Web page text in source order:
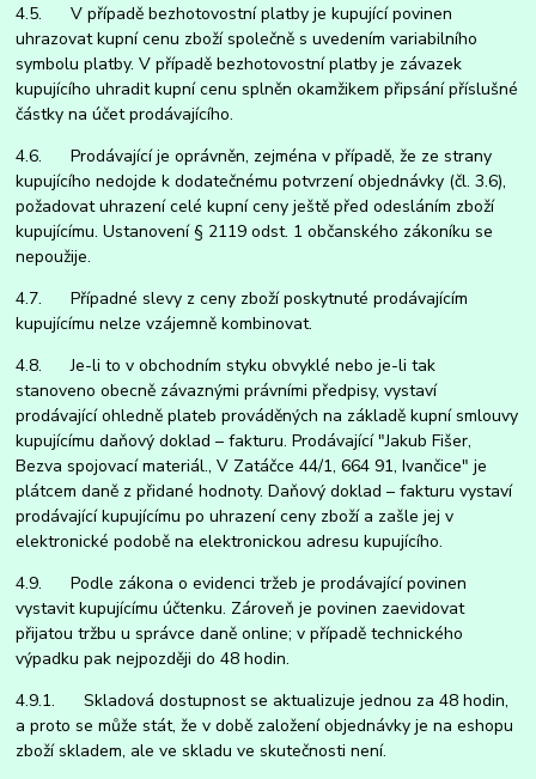
4.5. V případě bezhotovostní platby je kupující povinen
uhrazovat kupní cenu zboží společně s uvedením variabilního
symbolu platby. V případě bezhotovostní platby je závazek
kupujícího uhradit kupní cenu splněn okamžikem připsání příslušné
částky na účet prodávajícího.
4.6. Prodávající je oprávněn, zejména v případě, že ze strany
kupujícího nedojde k dodatečnému potvrzení objednávky (čl. 3.6),
požadovat uhrazení celé kupní ceny ještě před odesláním zboží
kupujícímu. Ustanovení § 2119 odst. 1 občanského zákoníku se
nepoužije.
4.7. Případné slevy z ceny zboží poskytnuté prodávajícím
kupujícímu nelze vzájemně kombinovat.
4.8. Je-li to v obchodním styku obvyklé nebo je-li tak
stanoveno obecně závaznými právními předpisy, vystaví
prodávající ohledně plateb prováděných na základě kupní smlouvy
kupujícímu daňový doklad – fakturu. Prodávající "Jakub Fišer,
Bezva spojovací materiál., V Zatáčce 44/1, 664 91, Ivančice" je
plátcem daně z přidané hodnoty. Daňový doklad – fakturu vystaví
prodávající kupujícímu po uhrazení ceny zboží a zašle jej v
elektronické podobě na elektronickou adresu kupujícího.
4.9. Podle zákona o evidenci tržeb je prodávající povinen
vystavit kupujícímu účtenku. Zároveň je povinen zaevidovat
přijatou tržbu u správce daně online; v případě technického
výpadku pak nejpozději do 48 hodin.
4.9.1. Skladová dostupnost se aktualizuje jednou za 48 hodin,
a proto se může stát, že v době založení objednávky je na eshopu
zboží skladem, ale ve skladu ve skutečnosti není.